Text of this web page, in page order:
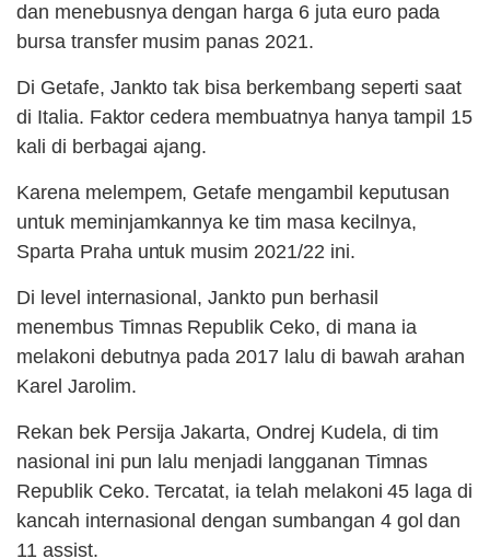
dan menebusnya dengan harga 6 juta euro pada
bursa transfer musim panas 2021.
Di Getafe, Jankto tak bisa berkembang seperti saat
di Italia. Faktor cedera membuatnya hanya tampil 15
kali di berbagai ajang.
Karena melempem, Getafe mengambil keputusan
untuk meminjamkannya ke tim masa kecilnya,
Sparta Praha untuk musim 2021/22 ini.
Di level internasional, Jankto pun berhasil
menembus Timnas Republik Ceko, di mana ia
melakoni debutnya pada 2017 lalu di bawah arahan
Karel Jarolim.
Rekan bek Persija Jakarta, Ondrej Kudela, di tim
nasional ini pun lalu menjadi langganan Timnas
Republik Ceko. Tercatat, ia telah melakoni 45 laga di
kancah internasional dengan sumbangan 4 gol dan
11 assist.